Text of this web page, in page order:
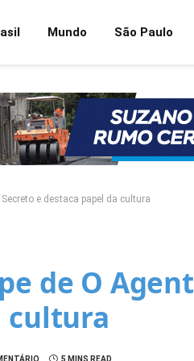
Mundo São Paulo
e destaca papel da cultura
de O
cultura
5 MINS READ